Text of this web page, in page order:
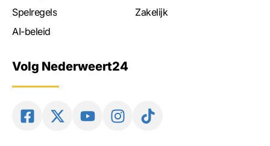
Spelregels
AI-beleid
Zakelijk
Volg Nederweert24